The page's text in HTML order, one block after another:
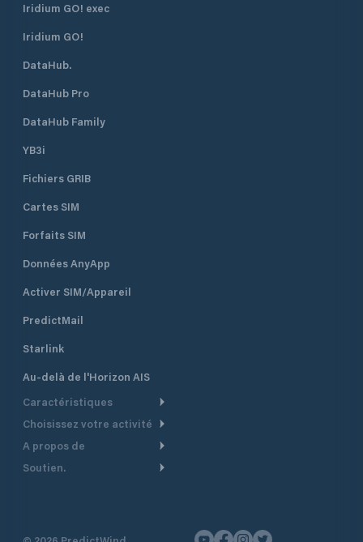
Iridium GO! exec
Iridium GO!
DataHub.
DataHub Pro
DataHub Family
YB3i
Fichiers GRIB
Cartes SIM
Forfaits SIM
Données AnyApp
Activer SIM/Appareil
PredictMail
Starlink
Au-delà de l'Horizon AIS
Caractéristiques
Routage Météo
Routage bateau à moteur
Choisissez votre activité
Croisière
A propos de
Aperçu
Soutien.